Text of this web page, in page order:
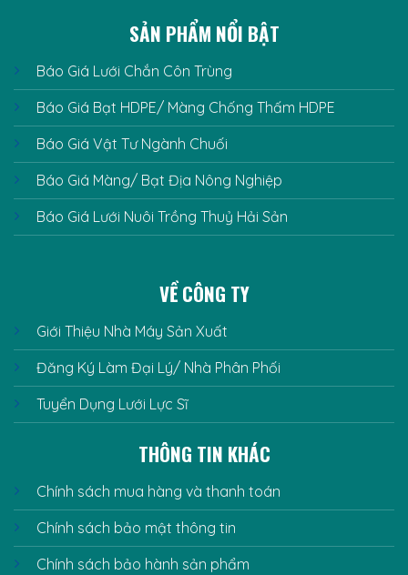
SẢN PHẨM NỔI BẬT
Báo Giá Lưới Chắn Côn Trùng
Báo Giá Bạt HDPE/ Màng Chống Thấm HDPE
Báo Giá Vật Tư Ngành Chuối
Báo Giá Màng/ Bạt Địa Nông Nghiệp
Báo Giá Lưới Nuôi Trồng Thuỷ Hải Sản
VỀ CÔNG TY
Giới Thiệu Nhà Máy Sản Xuất
Đăng Ký Làm Đại Lý/ Nhà Phân Phối
Tuyển Dụng Lưới Lực Sĩ
THÔNG TIN KHÁC
Chính sách mua hàng và thanh toán
Chính sách bảo mật thông tin
Chính sách bảo hành sản phẩm